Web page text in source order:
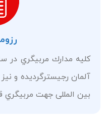
بین المللى جهت مربیگري